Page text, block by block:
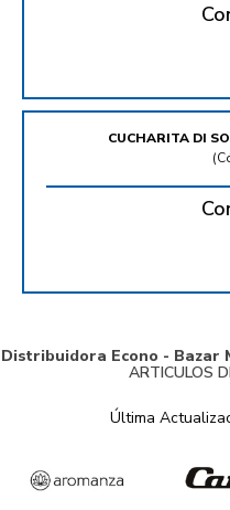
CUCHARITA DI
(
Distribuidora Econo - Bazar
ARTICULOS
Última